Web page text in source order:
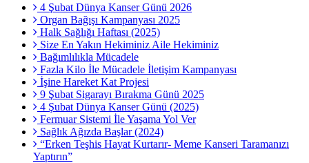
4 Şubat Dünya Kanser Günü 2026
Organ Bağışı Kampanyası 2025
Halk Sağlığı Haftası (2025)
Size En Yakın Hekiminiz Aile Hekiminiz
Bağımlılıkla Mücadele
Fazla Kilo İle Mücadele İletişim Kampanyası
İşine Hareket Kat Projesi
9 Şubat Sigarayı Bırakma Günü 2025
4 Şubat Dünya Kanser Günü (2025)
Fermuar Sistemi İle Yaşama Yol Ver
Sağlık Ağızda Başlar (2024)
“Erken Teşhis Hayat Kurtarır- Meme Kanseri Taramanızı
Yaptırın”